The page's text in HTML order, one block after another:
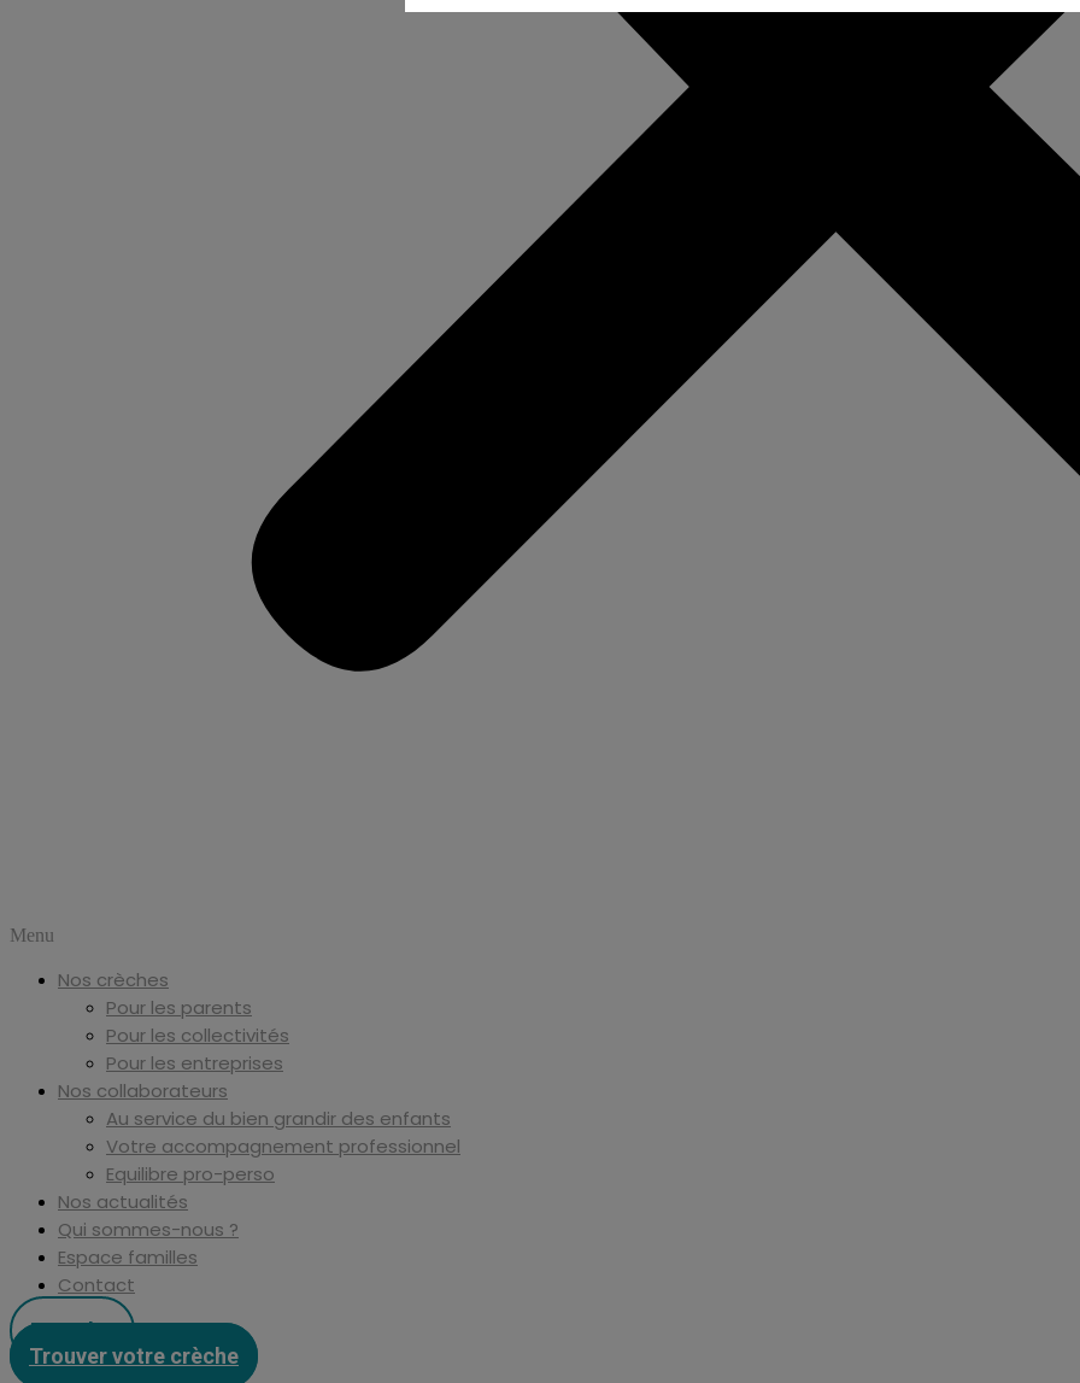
Menu
Nos crèches
Pour les parents
Pour les collectivités
Pour les entreprises
Nos collaborateurs
Au service du bien grandir des enfants
Votre accompagnement professionnel
Equilibre pro-perso
Nos actualités
Qui sommes-nous ?
Espace familles
Contact
Postuler
Trouver votre crèche